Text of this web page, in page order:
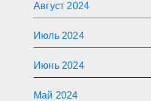
Август 2024
Июль 2024
Июнь 2024
Май 2024